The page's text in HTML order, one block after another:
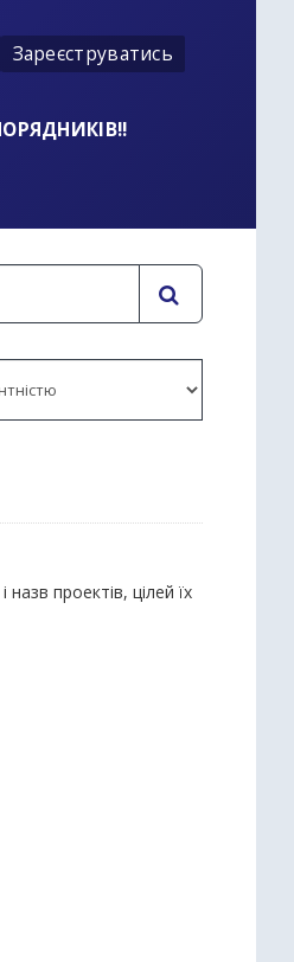
Зареєструватись
назв проектів, цілей їх